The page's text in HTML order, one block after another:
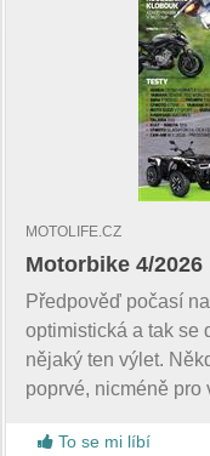
MOTOLIFE.CZ
Motorbike 4/2026
Předpověď počasí
optimistická a tak se
nějaký ten výlet.
poprvé, nicméně pro
To se mi líbí